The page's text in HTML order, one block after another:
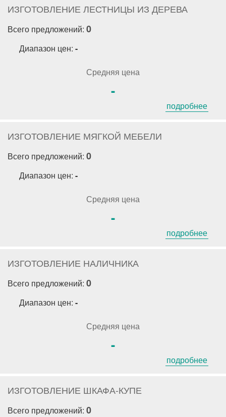
ИЗГОТОВЛЕНИЕ ЛЕСТНИЦЫ ИЗ ДЕРЕВА
Всего предложений: 0
Диапазон цен: -
Средняя цена
-
подробнее
ИЗГОТОВЛЕНИЕ МЯГКОЙ МЕБЕЛИ
Всего предложений: 0
Диапазон цен: -
Средняя цена
-
подробнее
ИЗГОТОВЛЕНИЕ НАЛИЧНИКА
Всего предложений: 0
Диапазон цен: -
Средняя цена
-
подробнее
ИЗГОТОВЛЕНИЕ ШКАФА-КУПЕ
Всего предложений: 0